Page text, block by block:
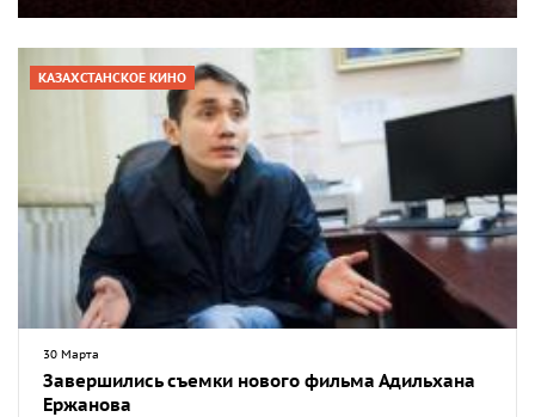
КАЗАХСТАНСКОЕ КИНО
30 Марта
Завершились съемки нового фильма Адильхана
Ержанова